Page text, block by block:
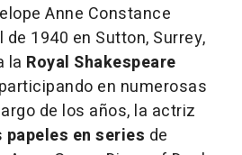
Anne Constance
1940 en Sutton, Surrey,
la Royal Shakespeare
en numerosas
de los años, la actriz
papeles en series de